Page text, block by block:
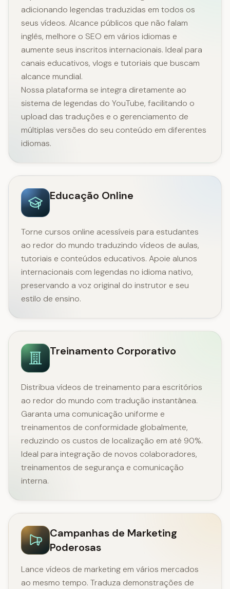
adicionando legendas traduzidas em todos os
seus vídeos. Alcance públicos que não falam
inglês, melhore o SEO em vários idiomas e
aumente seus inscritos internacionais. Ideal para
canais educativos, vlogs e tutoriais que buscam
alcance mundial.
Nossa plataforma se integra diretamente ao
sistema de legendas do YouTube, facilitando o
upload das traduções e o gerenciamento de
múltiplas versões do seu conteúdo em diferentes
idiomas.
Educação Online
Torne cursos online acessíveis para estudantes
ao redor do mundo traduzindo vídeos de aulas,
tutoriais e conteúdos educativos. Apoie alunos
internacionais com legendas no idioma nativo,
preservando a voz original do instrutor e seu
estilo de ensino.
Treinamento Corporativo
Distribua vídeos de treinamento para escritórios
ao redor do mundo com tradução instantânea.
Garanta uma comunicação uniforme e
treinamentos de conformidade globalmente,
reduzindo os custos de localização em até 90%.
Ideal para integração de novos colaboradores,
treinamentos de segurança e comunicação
interna.
Campanhas de Marketing
Poderosas
Lance vídeos de marketing em vários mercados
ao mesmo tempo. Traduza demonstrações de